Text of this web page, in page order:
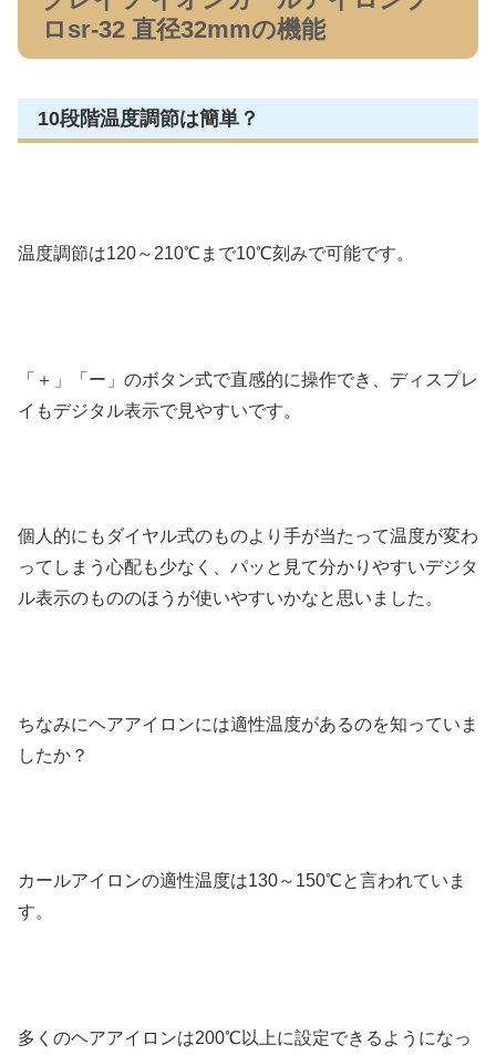
ロsr-32 直径32mmの機能
10段階温度調節は簡単？
温度調節は120～210℃まで10℃刻みで可能です。
「＋」「ー」のボタン式で直感的に操作でき、ディスプレ
イもデジタル表示で見やすいです。
個人的にもダイヤル式のものより手が当たって温度が変わ
ってしまう心配も少なく、パッと見て分かりやすいデジタ
ル表示のもののほうが使いやすいかなと思いました。
ちなみにヘアアイロンには適性温度があるのを知っていま
したか？
カールアイロンの適性温度は130～150℃と言われていま
す。
多くのヘアアイロンは200℃以上に設定できるようになっ